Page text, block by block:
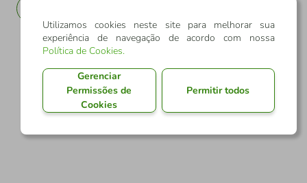
Utilizamos cookies neste site para melhorar sua
experiência de navegação de acordo com nossa
Política de Cookies.
Gerenciar
Permissões de
Cookies
Permitir todos